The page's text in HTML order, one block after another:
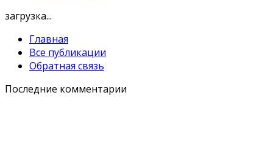
загрузка...
Главная
Все публикации
Обратная связь
Последние комментарии